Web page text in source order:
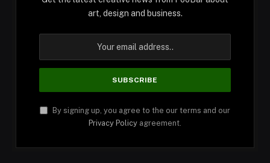
art, design and business.
By signing up, you agree to the our terms and our
Privacy Policy agreement.